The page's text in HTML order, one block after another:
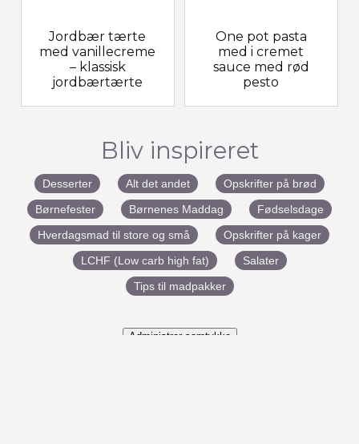
Jordbær tærte
med vanillecreme
– klassisk
jordbærtærte
One pot pasta
med i cremet
sauce med rød
pesto
Bliv inspireret
Desserter Alt det andet
Opskrifter på brød
Børnefester
Børnenes Maddag
Fødselsdage
Hverdagsmad til store og små
Opskrifter på kager
LCHF (Low carb high fat)
Salater
Tips til madpakker
Administrer samtykke